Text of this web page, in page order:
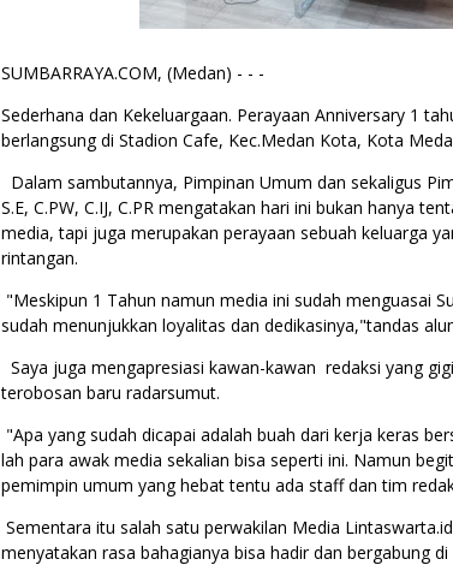
SUMBARRAYA.COM, (Medan) - - -
Sederhana dan Kekeluargaan. Perayaan Anniversary 1
berlangsung di Stadion Cafe, Kec.Medan Kota, Kota
Dalam sambutannya, Pimpinan Umum dan sekaligus
S.E, C.PW, C.IJ, C.PR mengatakan hari ini bukan hanya
media, tapi juga merupakan perayaan sebuah keluarga
rintangan.
"Meskipun 1 Tahun namun media ini sudah menguasai
sudah menunjukkan loyalitas dan dedikasinya,"tandas
Saya juga mengapresiasi kawan-kawan redaksi yang
terobosan baru radarsumut.
"Apa yang sudah dicapai adalah buah dari kerja keras
lah para awak media sekalian bisa seperti ini. Namun
pemimpin umum yang hebat tentu ada staff dan tim
Sementara itu salah satu perwakilan Media
menyatakan rasa bahagianya bisa hadir dan bergabung